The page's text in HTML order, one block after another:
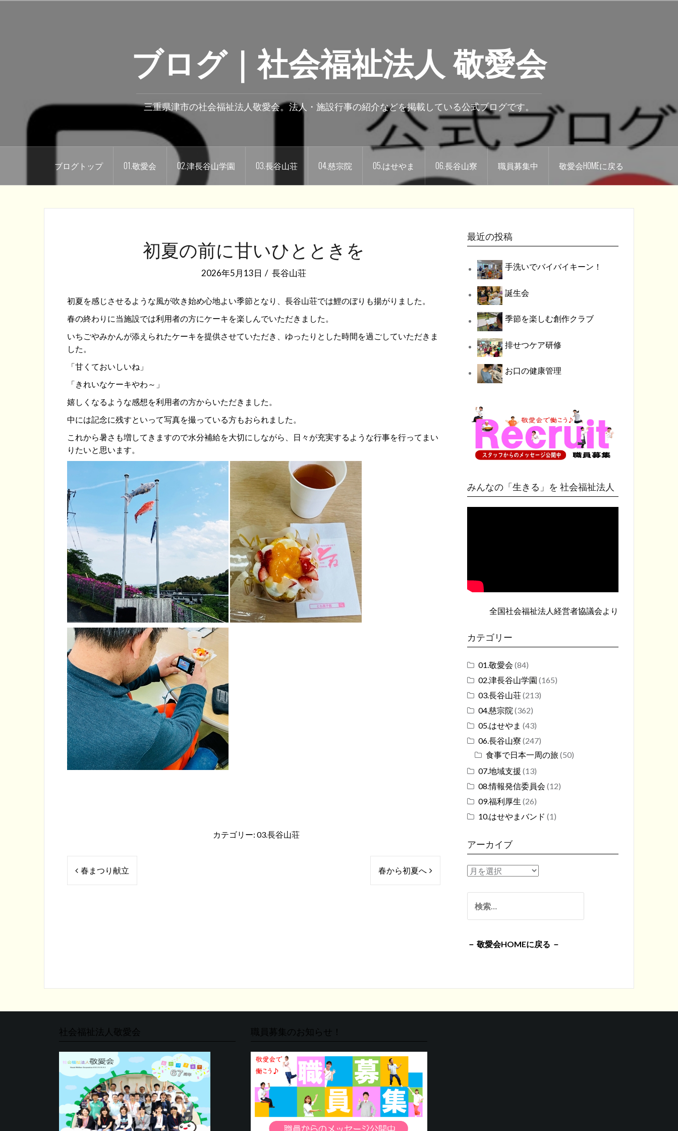
ブログ｜社会福祉法人 敬愛会
三重県津市の社会福祉法人敬愛会。法人・施設行事の紹介などを掲載している公式ブログです。
ブログトップ 01.敬愛会 02.津長谷山学園 03.長谷山荘 04.慈宗院 05.はせやま 06.長谷山寮 職員募集中 敬愛会HOMEに戻る
初夏の前に甘いひとときを
2026年5月13日 長谷山荘
初夏を感じさせるような風が吹き始め心地よい季節となり、長谷山荘では鯉のぼりも揚がりました。
春の終わりに当施設では利用者の方にケーキを楽しんでいただきました。
いちごやみかんが添えられたケーキを提供させていただき、ゆったりとした時間を過ごしていただきま
した。
「甘くておいしいね」
「きれいなケーキやわ～」
嬉しくなるような感想を利用者の方からいただきました。
中には記念に残すといって写真を撮っている方もおられました。
これから暑さも増してきますので水分補給を大切にしながら、日々が充実するような行事を行ってまい
りたいと思います。
カテゴリー: 03.長谷山荘
投
稿春まつり献立 春から初夏へ
最近の投稿
手洗いでバイバイキーン！
誕生会
季節を楽しむ創作クラブ
排せつケア研修
お口の健康管理
みんなの「生きる」を 社会福祉法人
全国社会福祉法人経営者協議会より
カテゴリー
01.敬愛会 (84)
02.津長谷山学園 (165)
03.長谷山荘(213)
04.慈宗院 (362)
05.はせやま (43)
06.長谷山寮 (247)
食事で日本一周の旅 (50)
07.地域支援 (13)
08.情報発信委員会 (12)
09.福利厚生 (26)
10.はせやまバンド (1)
アーカイブ
ア
カ
ブ
索:
－ 敬愛会HOMEに戻る －
社会福祉法人敬愛会 職員募集のお知らせ！